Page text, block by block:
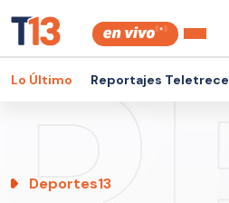
Lo Último Reportajes Teletrece
Deportes13